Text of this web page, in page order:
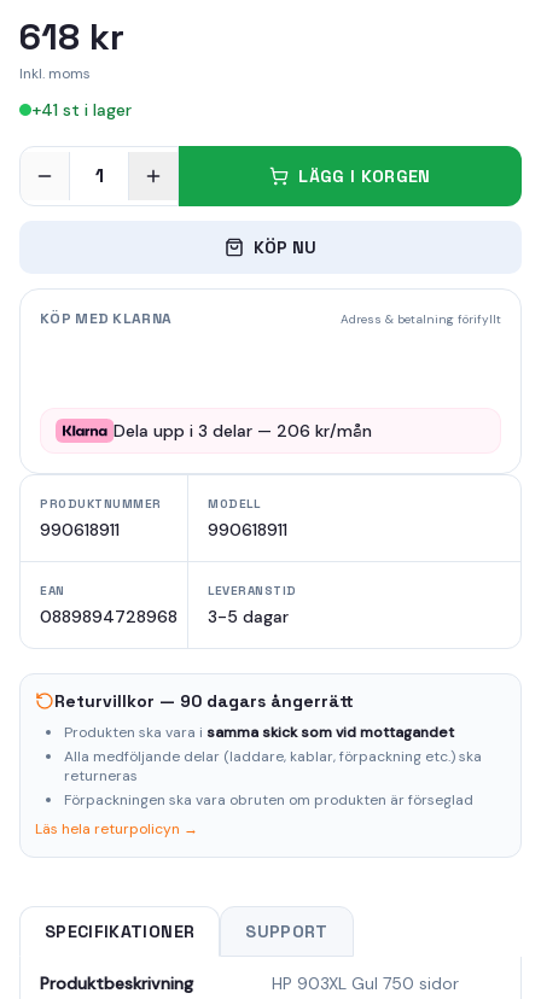
618 kr
Inkl. moms
+41 st i lager
1 LÄGG I KORGEN
KÖP NU
KÖP MED KLARNA Adress & betalning förifyllt
Dela upp i 3 delar — 206 kr/mån
PRODUKTNUMMER
990618911
MODELL
990618911
EAN
0889894728968
LEVERANSTID
3-5 dagar
Returvillkor — 90 dagars ångerrätt
Produkten ska vara i samma skick som vid mottagandet
Alla medföljande delar (laddare, kablar, förpackning etc.) ska
returneras
Förpackningen ska vara obruten om produkten är förseglad
Läs hela returpolicyn →
SPECIFIKATIONER SUPPORT
Produktbeskrivning
HP 903XL Gul 750 sidor